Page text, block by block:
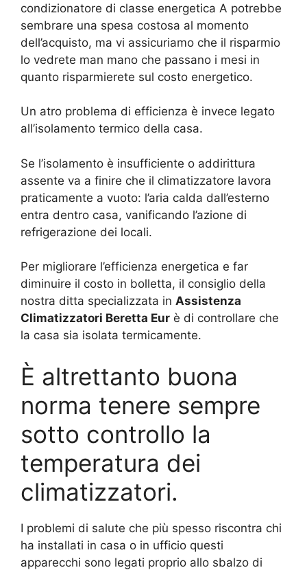
condizionatore di classe energetica A potrebbe
sembrare una spesa costosa al momento
dell’acquisto, ma vi assicuriamo che il risparmio
lo vedrete man mano che passano i mesi in
quanto risparmierete sul costo energetico.
Un atro problema di efficienza è invece legato
all’isolamento termico della casa.
Se l’isolamento è insufficiente o addirittura
assente va a finire che il climatizzatore lavora
praticamente a vuoto: l’aria calda dall’esterno
entra dentro casa, vanificando l’azione di
refrigerazione dei locali.
Per migliorare l’efficienza energetica e far
diminuire il costo in bolletta, il consiglio della
nostra ditta specializzata in Assistenza
Climatizzatori Beretta Eur è di controllare che
la casa sia isolata termicamente.
È altrettanto buona
norma tenere sempre
sotto controllo la
temperatura dei
climatizzatori.
I problemi di salute che più spesso riscontra chi
ha installati in casa o in ufficio questi
apparecchi sono legati proprio allo sbalzo di